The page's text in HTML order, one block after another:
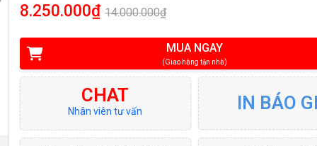
8.250.000₫ 14.000.000₫
MUA NGAY
(Giao hàng tận nhà)
CHAT
Nhân viên tư vấn IN BÁO